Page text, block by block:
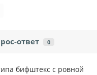
ответ 0
бифштекс с ровной